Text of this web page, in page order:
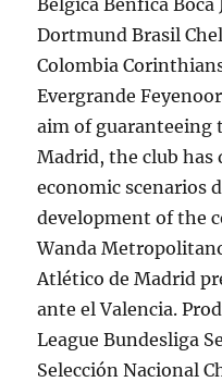
Belgica Benfica Boca
Dortmund Brasil
Colombia
Evergrande
aim of guaranteeing
Madrid, the club
economic scenarios
development of the
Wanda
Atlético de Madrid
ante el Valencia.
League Bundesliga
Selección Nacional